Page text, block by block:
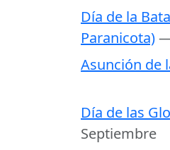
Día de la
Paranicota)
Asunción de
Día de las
Septiembre